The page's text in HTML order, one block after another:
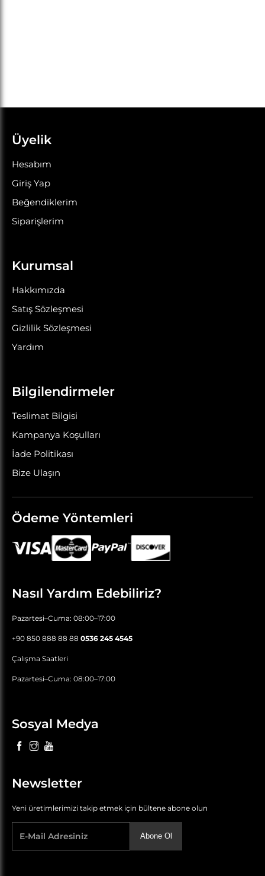
Üyelik
Hesabım
Giriş Yap
Beğendiklerim
Siparişlerim
Kurumsal
Hakkımızda
Satış Sözleşmesi
Gizlilik Sözleşmesi
Yardım
Bilgilendirmeler
Teslimat Bilgisi
Kampanya Koşulları
İade Politikası
Bize Ulaşın
Ödeme Yöntemleri
Nasıl Yardım Edebiliriz?
Pazartesi–Cuma: 08:00–17:00
+90 850 888 88 88 0536 245 4545
Çalışma Saatleri
Pazartesi–Cuma: 08:00–17:00
Sosyal Medya
Newsletter
Yeni üretimlerimizi takip etmek için bültene abone olun
Abone Ol